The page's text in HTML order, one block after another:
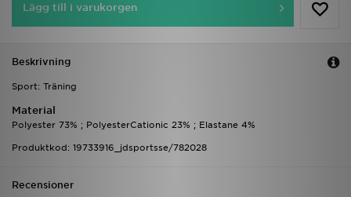
Lägg till i varukorgen
Beskrivning
Sport: Träning
Material
Polyester 73% ; PolyesterCationic 23% ; Elastane 4%
Produktkod: 19733916_jdsportsse/782028
Recensioner